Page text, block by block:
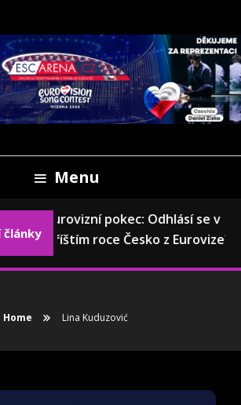
Menu
články
Eurovizní pokec: Odhlásí se v
příštím roce Česko z Eurovize?
Home Lina Kuduzović